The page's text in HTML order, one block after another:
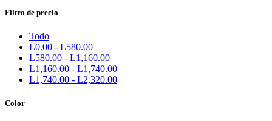
Filtro de precio
Todo
L0.00 - L580.00
L580.00 - L1,160.00
L1,160.00 - L1,740.00
L1,740.00 - L2,320.00
Color